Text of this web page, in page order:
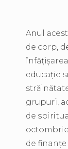
Anul
de corp,
educație
grupuri,
de
de finanțe